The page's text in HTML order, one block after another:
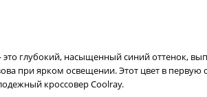
глубокий, насыщенный синий оттенок,
при ярком освещении. Этот цвет в первую
кроссовер Coolray.